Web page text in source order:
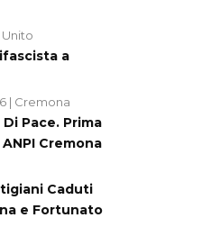
a
| Cremona
Pace. Prima
Cremona
Caduti
e Fortunato